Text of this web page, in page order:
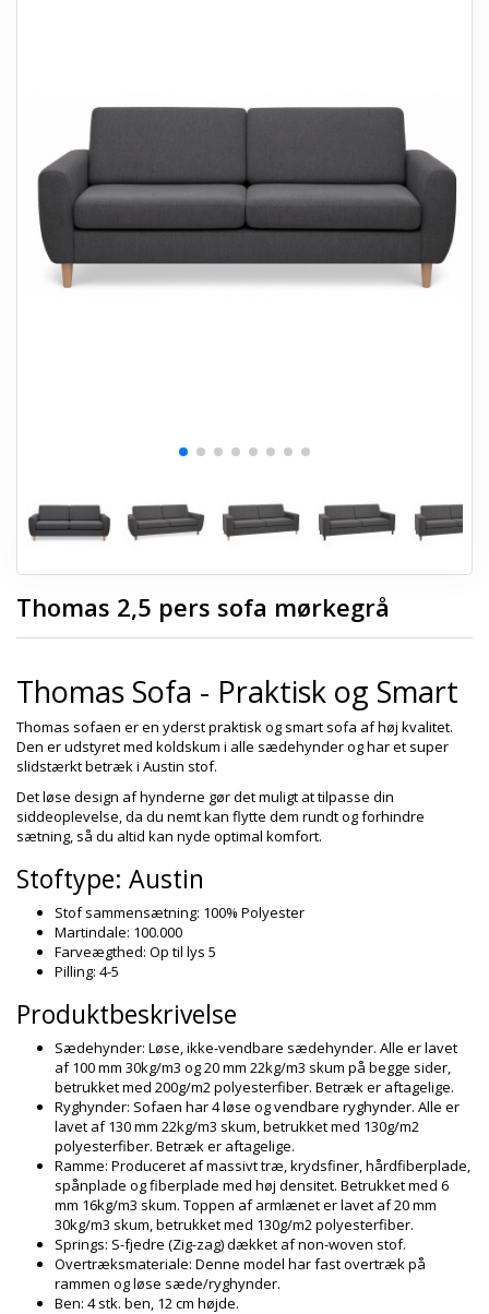
+
LAMPER
+
ENTREMØBLER
+
HAVEMØBLER
OUTLET
Thomas 2,5 pers sofa mørkegrå
Thomas Sofa - Praktisk og Smart
Thomas sofaen er en yderst praktisk og smart sofa af høj kvalitet.
Den er udstyret med koldskum i alle sædehynder og har et super
slidstærkt betræk i Austin stof.
Det løse design af hynderne gør det muligt at tilpasse din
siddeoplevelse, da du nemt kan flytte dem rundt og forhindre
sætning, så du altid kan nyde optimal komfort.
Stoftype: Austin
Stof sammensætning: 100% Polyester
Martindale: 100.000
Farveægthed: Op til lys 5
Pilling: 4-5
Produktbeskrivelse
Sædehynder: Løse, ikke-vendbare sædehynder. Alle er lavet
af 100 mm 30kg/m3 og 20 mm 22kg/m3 skum på begge sider,
betrukket med 200g/m2 polyesterfiber. Betræk er aftagelige.
Ryghynder: Sofaen har 4 løse og vendbare ryghynder. Alle er
lavet af 130 mm 22kg/m3 skum, betrukket med 130g/m2
polyesterfiber. Betræk er aftagelige.
Ramme: Produceret af massivt træ, krydsfiner, hårdfiberplade,
spånplade og fiberplade med høj densitet. Betrukket med 6
mm 16kg/m3 skum. Toppen af armlænet er lavet af 20 mm
30kg/m3 skum, betrukket med 130g/m2 polyesterfiber.
Springs: S-fjedre (Zig-zag) dækket af non-woven stof.
Overtræksmateriale: Denne model har fast overtræk på
rammen og løse sæde/ryghynder.
Ben: 4 stk. ben, 12 cm højde.